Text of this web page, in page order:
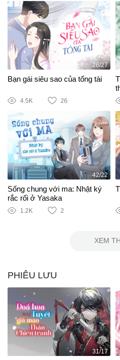
26/27
Bạn gái siêu sao của tổng tài
4.5K 26
42/22
Sống chung với ma: Nhật ký
rắc rối ở Yasaka
1.2K 2
XEM
PHIÊU LƯU
31/17